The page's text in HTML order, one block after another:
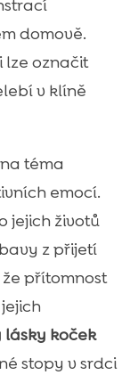
domově.
lze označit
v klíně
téma
emocí.
jejich životů
z přijetí
přítomnost
koček
stopy v srdci